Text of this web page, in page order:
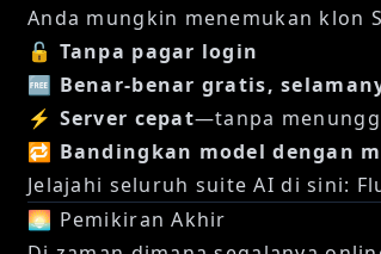
Anda mungkin menemukan klon
🔓 Tanpa pagar login
🆓 Benar-benar gratis,
⚡ Server cepat—tanpa
🔁 Bandingkan model dengan
Jelajahi seluruh suite AI di sini:
🌅 Pemikiran Akhir